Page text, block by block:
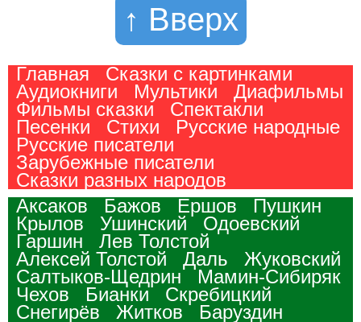
↑ Вверх
Главная
Сказки с картинками
Аудиокниги
Мультики
Диафильмы
Фильмы сказки
Спектакли
Песенки
Стихи
Русские народные
Русские писатели
Зарубежные писатели
Сказки разных народов
Аксаков
Бажов Ершов
Пушкин
Крылов
Ушинский
Одоевский
Гаршин
Лев Толстой
Алексей Толстой
Даль
Жуковский
Салтыков-Щедрин
Мамин-Сибиряк
Чехов
Бианки
Скребицкий
Снегирёв
Житков
Баруздин